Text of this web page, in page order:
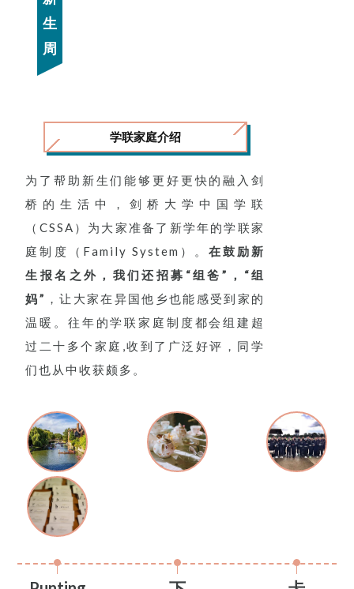
生
周
学联家庭介绍
为了帮助新生们能够更好更快的融入剑
桥的生活中，剑桥大学中国学联
（CSSA）为大家准备了新学年的学联家
庭制度（Family System）。 在鼓励新
生报名之外，我们还招募“组爸”，“组
妈” ，让大家在异国他乡也能感受到家的
温暖。往年的学联家庭制度都会组建超
过二十多个家庭,收到了广泛好评，同学
们也从中收获颇多。